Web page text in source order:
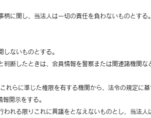
に関し、当法人は一切の責任を負わないものとする。
ないものとする。
断したときは、会員情報を警察または関連諸機関な
れらに準じた権限を有する機関から、法令の規定に
開示をする。
れる限りこれに異議をとなえないものとし，当法人